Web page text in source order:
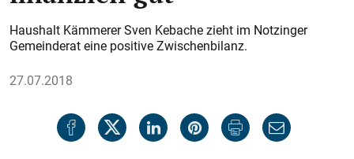
Haushalt Kämmerer Sven Kebache zieht im Notzinger
Gemeinderat eine positive Zwischenbilanz.
27.07.2018